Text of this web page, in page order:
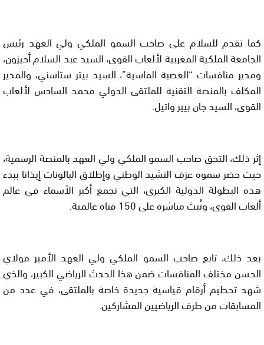
كما تقدم للسلام على صاحب السمو الملكي ولي العهد رئيس
الجامعة الملكية المغربية لألعاب القوى، السيد عبد السلام أحيزون،
ومدير منافسات “العصبة الماسية”، السيد بيتر ستاسني، والمدير
المكلف بالمنصة التقنية للملتقى الدولي محمد السادس لألعاب
القوى، السيد جان بيير واتيل.
إثر ذلك، التحق صاحب السمو الملكي ولي العهد بالمنصة الرسمية،
حيث حضر سموه عزف النشيد الوطني وإطلاق البالونات إيذانا ببدء
هذه البطولة الدولية الكبرى، التي تجمع أكبر الأسماء في عالم
ألعاب القوى، وتُبث مباشرة على 150 قناة عالمية.
بعد ذلك، تابع صاحب السمو الملكي ولي العهد الأمير مولاي
الحسن مختلف المنافسات ضمن هذا الحدث الرياضي الكبير، والذي
شهد تحطيم أرقام قياسية جديدة خاصة بالملتقى، في عدد من
المسابقات من طرف الرياضيين المشاركين.